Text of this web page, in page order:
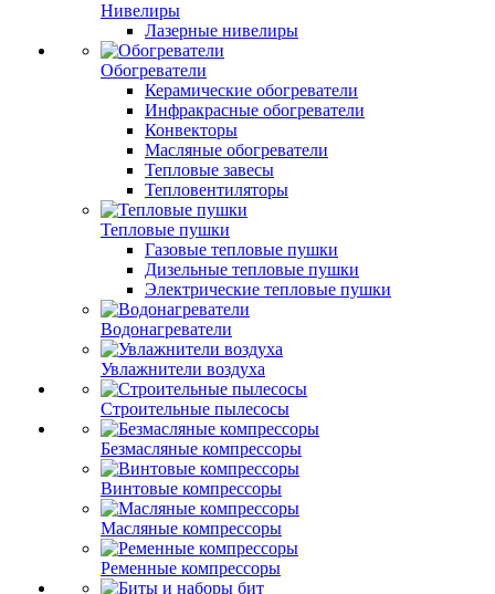
Нивелиры
Лазерные нивелиры
Обогреватели
Керамические обогреватели
Инфракрасные обогреватели
Конвекторы
Масляные обогреватели
Тепловые завесы
Тепловентиляторы
Тепловые пушки
Газовые тепловые пушки
Дизельные тепловые пушки
Электрические тепловые пушки
Водонагреватели
Увлажнители воздуха
Строительные пылесосы
Безмасляные компрессоры
Винтовые компрессоры
Масляные компрессоры
Ременные компрессоры